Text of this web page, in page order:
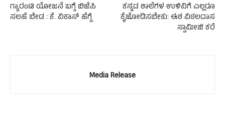
ಗ್ಯಾರಂಟಿ ಯೋಜನೆ ಬಗ್ಗೆ ಬಿಜೆಪಿ
ಸಲಹೆ ಬೇಡ : ಕೆ. ವಿಕಾಸ್ ಹೆಗ್ಡೆ
ಕನ್ನಡ ಶಾಲೆಗಳ ಉಳಿವಿಗೆ ಎಲ್ಲರೂ
ಕೈಜೋಡಿಸಬೇಕು: ಈಶ ವಿಠಲದಾಸ
ಸ್ವಾಮೀಜಿ ಕರೆ
Media Release